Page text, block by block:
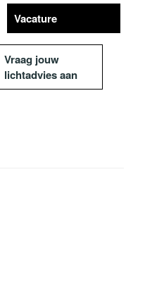
Vacature
Vraag jouw
lichtadvies aan